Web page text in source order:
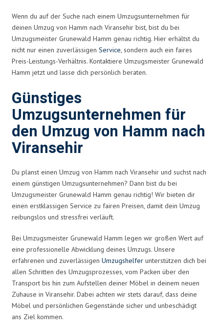
Wenn du auf der Suche nach einem Umzugsunternehmen für
deinen Umzug von Hamm nach Viransehir bist, bist du bei
Umzugsmeister Grunewald Hamm genau richtig. Hier erhältst du
nicht nur einen zuverlässigen Service, sondern auch ein faires
Preis-Leistungs-Verhältnis. Kontaktiere Umzugsmeister Grunewald
Hamm jetzt und lasse dich persönlich beraten.
Günstiges
Umzugsunternehmen für
den Umzug von Hamm nach
Viransehir
Du planst einen Umzug von Hamm nach Viransehir und suchst nach
einem günstigen Umzugsunternehmen? Dann bist du bei
Umzugsmeister Grunewald Hamm genau richtig! Wir bieten dir
einen erstklassigen Service zu fairen Preisen, damit dein Umzug
reibungslos und stressfrei verläuft.
Bei Umzugsmeister Grunewald Hamm legen wir großen Wert auf
eine professionelle Abwicklung deines Umzugs. Unsere
erfahrenen und zuverlässigen Umzugshelfer unterstützen dich bei
allen Schritten des Umzugsprozesses, vom Packen über den
Transport bis hin zum Aufstellen deiner Möbel in deinem neuen
Zuhause in Viransehir. Dabei achten wir stets darauf, dass deine
Möbel und persönlichen Gegenstände sicher und unbeschädigt
ans Ziel kommen.